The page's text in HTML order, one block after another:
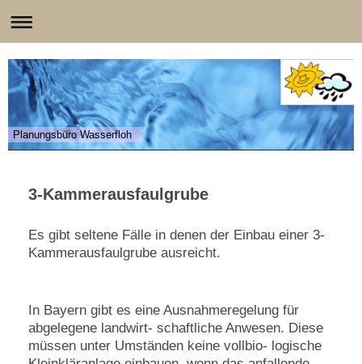
Planungsbüro Wasserfloh
3-Kammerausfaulgrube
Es gibt seltene Fälle in denen der Einbau einer 3-
Kammerausfaulgrube ausreicht.
In Bayern gibt es eine Ausnahmeregelung für
abgelegene landwirt- schaftliche Anwesen. Diese
müssen unter Umständen keine vollbio- logische